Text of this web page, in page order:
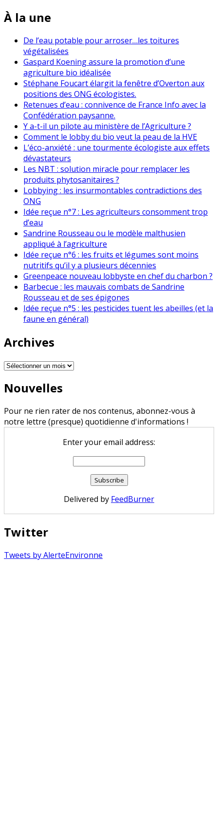
À la une
De l’eau potable pour arroser…les toitures
végétalisées
Gaspard Koening assure la promotion d’une
agriculture bio idéalisée
Stéphane Foucart élargit la fenêtre d’Overton aux
positions des ONG écologistes.
Retenues d’eau : connivence de France Info avec la
Confédération paysanne.
Y a-t-il un pilote au ministère de l’Agriculture ?
Comment le lobby du bio veut la peau de la HVE
L’éco-anxiété : une tourmente écologiste aux effets
dévastateurs
Les NBT : solution miracle pour remplacer les
produits phytosanitaires ?
Lobbying : les insurmontables contradictions des
ONG
Idée reçue n°7 : Les agriculteurs consomment trop
d’eau
Sandrine Rousseau ou le modèle malthusien
appliqué à l’agriculture
Idée reçue n°6 : les fruits et légumes sont moins
nutritifs qu’il y a plusieurs décennies
Greenpeace nouveau lobbyste en chef du charbon ?
Barbecue : les mauvais combats de Sandrine
Rousseau et de ses épigones
Idée reçue n°5 : les pesticides tuent les abeilles (et la
faune en général)
Archives
Archives
Nouvelles
Pour ne rien rater de nos contenus, abonnez-vous à
notre lettre (presque) quotidienne d'informations !
Enter your email address:
Delivered by FeedBurner
Twitter
Tweets by AlerteEnvironne